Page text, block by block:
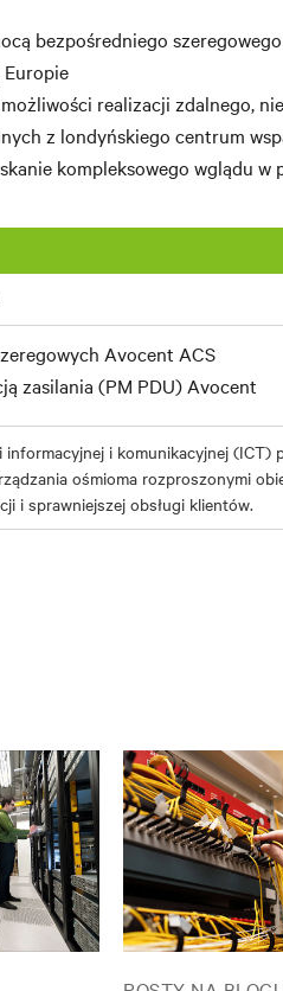
bezpośredniego szeregowego
Europie
realizacji zdalnego,
z londyńskiego centrum
kompleksowego wglądu w
Avocent ACS
zasilania (PM PDU) Avocent
i komunikacyjnej (ICT)
ośmioma rozproszonymi
i sprawniejszej obsługi klientów.